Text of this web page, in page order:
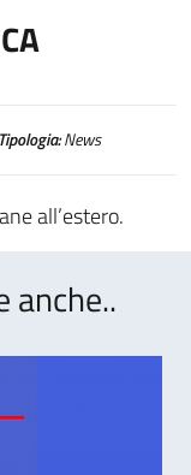
Tipologia:News
all’estero.
anche..